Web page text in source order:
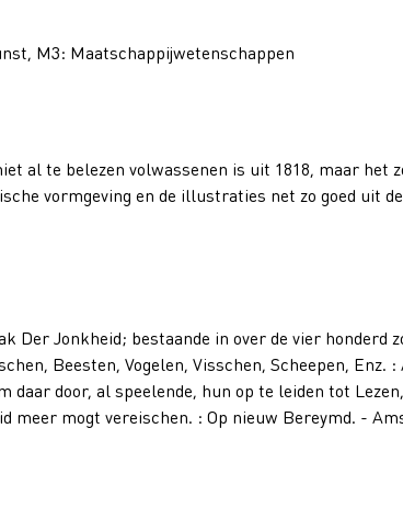
M3: Maatschappijwetenschappen
al te belezen volwassenen is uit 1818, maar het
vormgeving en de illustraties net zo goed uit
Der Jonkheid; bestaande in over de vier honderd
Beesten, Vogelen, Visschen, Scheepen, Enz.
daar door, al speelende, hun op te leiden tot
meer mogt vereischen. : Op nieuw Bereymd. -